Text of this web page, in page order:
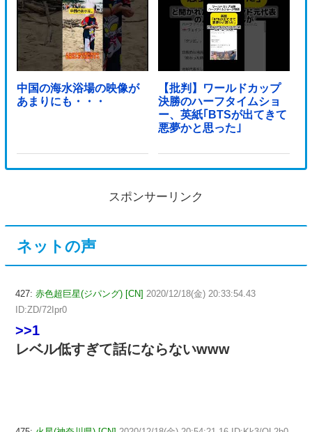
中国の海水浴場の映像が
あまりにも・・・
【批判】ワールドカップ
決勝のハーフタイムショ
ー、英紙｢BTSが出てきて
悪夢かと思った｣
スポンサーリンク
ネットの声
427: 赤色超巨星(ジパング) [CN] 2020/12/18(金) 20:33:54.43
ID:ZD/72Ipr0
>>1
レベル低すぎて話にならないwww